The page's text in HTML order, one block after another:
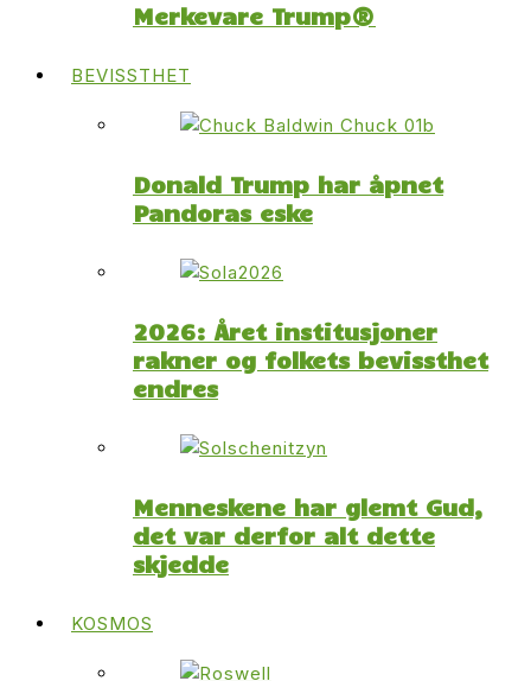
Merkevare Trump®
BEVISSTHET
Donald Trump har åpnet
Pandoras eske
2026: Året institusjoner
rakner og folkets bevissthet
endres
Menneskene har glemt Gud,
det var derfor alt dette
skjedde
KOSMOS